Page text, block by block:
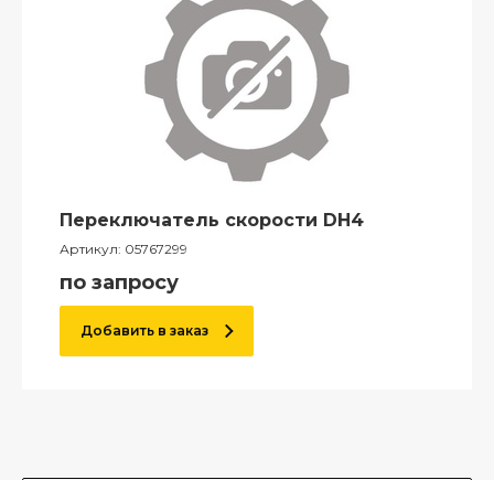
Переключатель скорости DH4
Артикул: 05767299
по запросу
Добавить в заказ